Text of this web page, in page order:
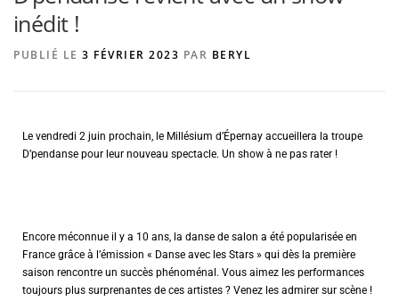
AGENCE DE PUBLICITÉ
inédit !
PUBLIÉ LE 3 FÉVRIER 2023 PAR BERYL
Le vendredi 2 juin prochain, le Millésium d’Épernay accueillera la troupe
D’pendanse pour leur nouveau spectacle. Un show à ne pas rater !
Encore méconnue il y a 10 ans, la danse de salon a été popularisée en
France grâce à l’émission « Danse avec les Stars » qui dès la première
saison rencontre un succès phénoménal. Vous aimez les performances
toujours plus surprenantes de ces artistes ? Venez les admirer sur scène !